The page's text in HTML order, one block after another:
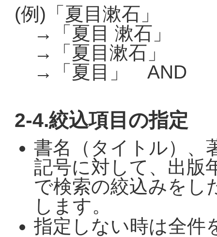
(例)「夏目漱石」
→「夏目 漱石」
→「夏目漱石」
→「夏目」 AND
2-4.絞込項目の指定
書名（タイトル）、
記号に対して、出版
で検索の絞込みをし
します。
指定しない時は全件